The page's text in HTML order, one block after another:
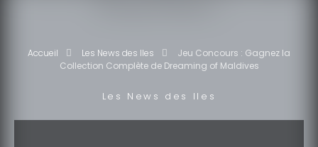
Accueil Les News des Iles
Jeu Concours : Gagnez la
Collection Complète de Dreaming of Maldives
Les News des Iles